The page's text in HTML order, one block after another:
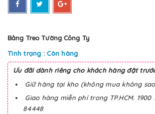
Bảng Treo Tường Công Ty
Tình trạng : Còn hàng
Ưu đãi dành riêng cho khách hàng đặt
Giữ hàng tại kho (không mua không
Giao hàng miễn phí trong TP.HCM.
84448